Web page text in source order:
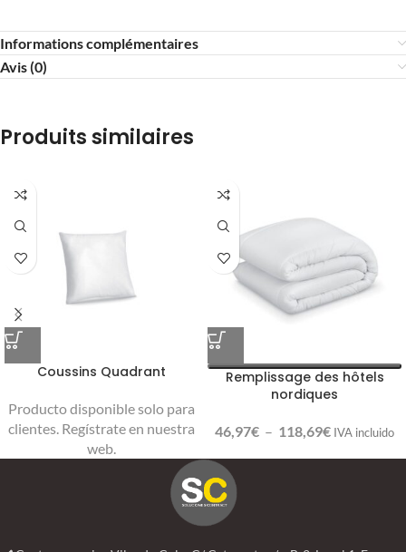
Informations complémentaires
Avis (0)
Produits similaires
Coussins Quadrant
Producto disponible solo para
clientes. Regístrate en nuestra
web.
Remplissage des hôtels
nordiques
46,97€ – 118,69€ IVA incluido